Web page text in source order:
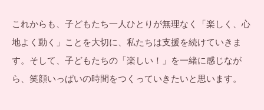
これからも、子どもたち一人ひとりが無理なく「楽しく、心
地よく動く」ことを大切に、私たちは支援を続けていきま
す。そして、子どもたちの「楽しい！」を一緒に感じなが
ら、笑顔いっぱいの時間をつくっていきたいと思います。